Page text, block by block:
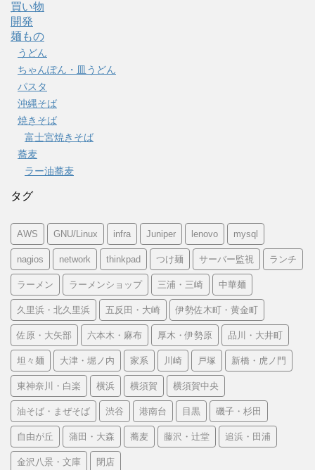
買い物
開発
麺もの
うどん
ちゃんぽん・皿うどん
パスタ
沖縄そば
焼きそば
富士宮焼きそば
蕎麦
ラー油蕎麦
タグ
AWS GNU/Linux infra Juniper lenovo mysql
nagios network thinkpad つけ麺 サーバー監視 ランチ
ラーメン ラーメンショップ 三浦・三崎 中華麺
久里浜・北久里浜 五反田・大崎 伊勢佐木町・黄金町
佐原・大矢部 六本木・麻布 厚木・伊勢原 品川・大井町
坦々麺 大津・堀ノ内 家系 川崎 戸塚 新橋・虎ノ門
東神奈川・白楽 横浜 横須賀 横須賀中央
油そば・まぜそば 渋谷 港南台 目黒 磯子・杉田
自由が丘 蒲田・大森 蕎麦 藤沢・辻堂 追浜・田浦
金沢八景・文庫 閉店